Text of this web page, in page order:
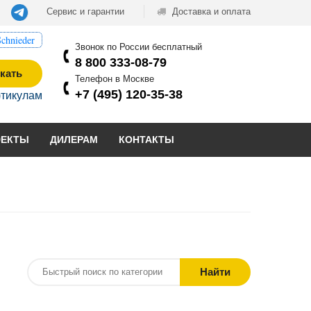
Сервис и гарантии Доставка и оплата
Звонок по России бесплатный
8 800 333-08-79
Телефон в Москве
+7 (495) 120-35-38
ДИЛЕРАМ КОНТАКТЫ
Найти